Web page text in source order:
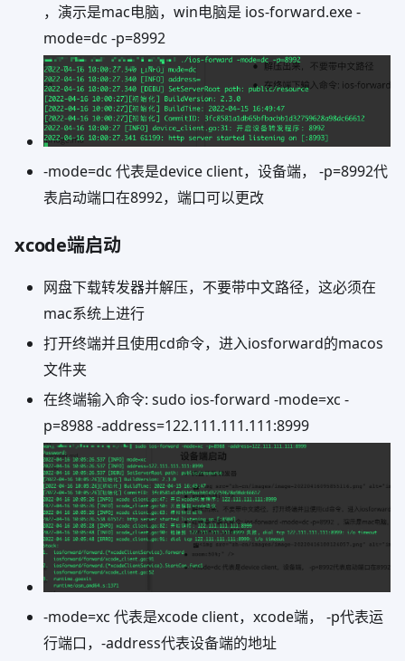
，演示是mac电脑，win电脑是 ios-forward.exe -
mode=dc -p=8992
-mode=dc 代表是device client，设备端， -p=8992代
表启动端口在8992，端口可以更改
xcode端启动
网盘下载转发器并解压，不要带中文路径，这必须在
mac系统上进行
打开终端并且使用cd命令，进入iosforward的macos
文件夹
在终端输入命令: sudo ios-forward -mode=xc -
p=8988 -address=122.111.111.111:8999
-mode=xc 代表是xcode client，xcode端， -p代表运
行端口，-address代表设备端的地址